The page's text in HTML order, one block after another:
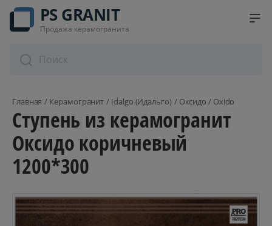
PS GRANIT
Продажа керамогранита
Главная Керамогранит Idalgo (Идальго) Оксидо / Oxido
Ступень из керамогранит
Оксидо коричневый
1200*300